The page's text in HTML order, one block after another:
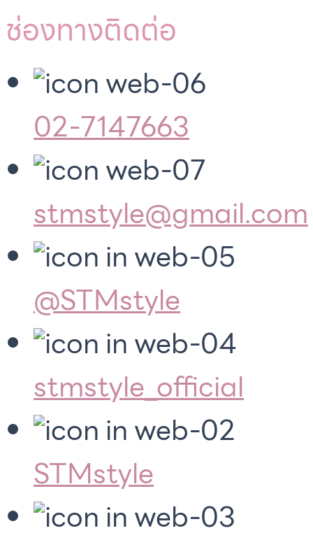
ช่องทางติดต่อ
02-7147663
stmstyle@gmail.com
@STMstyle
stmstyle_official
STMstyle